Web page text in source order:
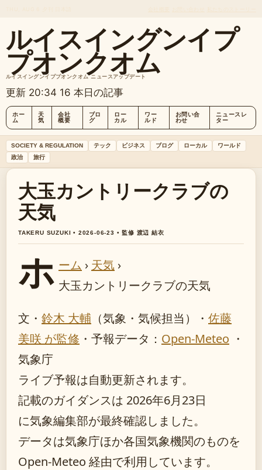
ルイスイングンイプ
プオンクオム
ルイスイングンイププオンクオム ニュースアップデート
更新 20:34 16 本日の記事
ホー
ム
天
気
会社
概要
ブロ
グ
ロー
カル
ワー
ルド
お問い合
わせ
ニュースレ
ター
SOCIETY & REGULATION テック ビジネス ブログ ローカル
ワールド
政治
旅行
大玉カントリークラブの
天気
TAKERU SUZUKI • 2026-06-23 • 監修 渡辺 結衣
ホ ーム › 天気 ›
大玉カントリークラブの天気
文・ 鈴木 大輔 （気象・気候担当） ・ 佐藤
美咲 が監修 ・ 予報データ： Open-Meteo ・
気象庁
ライブ予報は自動更新されます。
記載のガイダンスは 2026年6月23日
に気象編集部が最終確認しました。
データは気象庁ほか各国気象機関のものを
Open-Meteo 経由で利用しています。